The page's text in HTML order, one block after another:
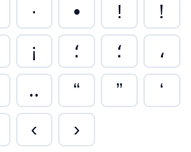
· • !
！
¡ ؛ ؛
،
‥ “ ”
‘
‹ ›